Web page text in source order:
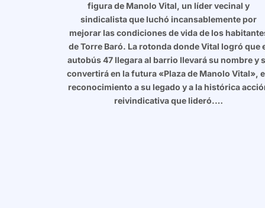
figura de Manolo Vital, un líder vecinal y
sindicalista que luchó incansablemente por
mejorar las condiciones de vida de los
de Torre Baró. La rotonda donde Vital logró que
autobús 47 llegara al barrio llevará su nombre y
convertirá en la futura «Plaza de Manolo Vital»,
reconocimiento a su legado y a la histórica
reivindicativa que lideró.…